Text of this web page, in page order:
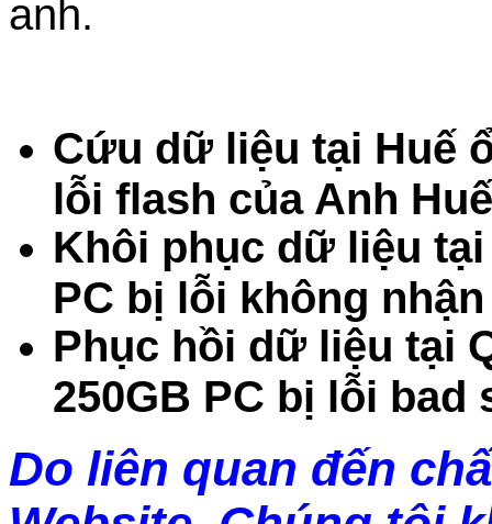
anh.
Cứu dữ liệu tại Huế
lỗi flash của Anh
Khôi phục dữ liệu tại
PC bị lỗi không
Phục hồi dữ liệu tại
250GB PC bị lỗi bad
Do liên quan đến